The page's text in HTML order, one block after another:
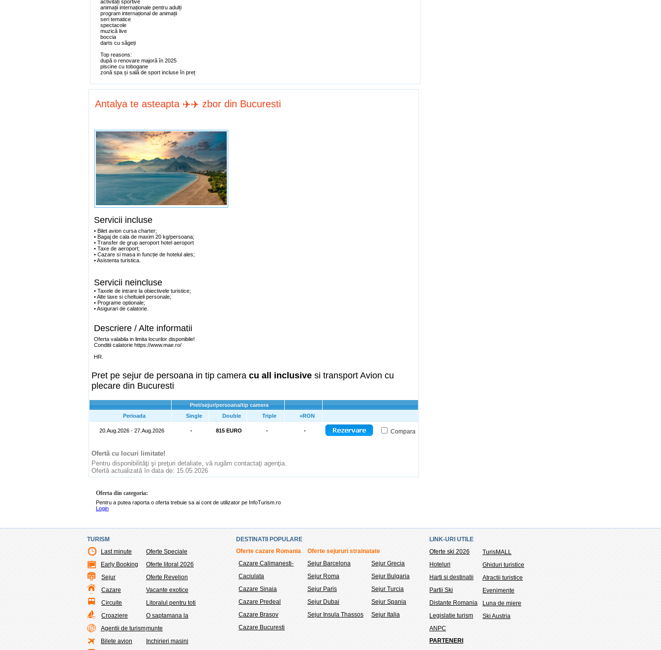
activități sportive
animații internaționale pentru adulți
program internațional de animații
seri tematice
spectacole
muzică live
boccia
darts cu săgeți
Top reasons:
după o renovare majoră în 2025
piscine cu tobogane
zonă spa și sală de sport incluse în preț
Antalya te asteapta ✈️✈️ zbor din Bucuresti
Servicii incluse
• Bilet avion cursa charter;
• Bagaj de cala de maxim 20 kg/persoana;
• Transfer de grup aeroport hotel aeroport
• Taxe de aeroport;
• Cazare si masa in funcție de hotelul ales;
• Asistenta turistica.
Servicii neincluse
• Taxele de intrare la obiectivele turistice;
• Alte taxe si cheltuieli personale;
• Programe optionale;
• Asigurari de calatorie.
Descriere / Alte informatii
Oferta valabila in limita locurilor disponibile!
Conditii calatorie https://www.mae.ro/
HR.
Pret pe sejur de persoana in tip camera cu all inclusive si transport Avion cu
plecare din Bucuresti
Pret/sejur/persoana/tip camera
Perioada
Single Double Triple +RON
20.Aug.2026 - 27.Aug.2026 - 815 EURO - - Compara
Ofertă cu locuri limitate!
Pentru disponibilităţi şi preţuri detaliate, vă rugăm contactaţi agenţia.
Ofertă actualizată în data de: 15.05.2026
Oferta din categoria:
Pentru a putea raporta o oferta trebuie sa ai cont de utilizator pe InfoTurism.ro
Login
TURISM
Last minute
Early Booking
Sejur
Cazare
Circuite
Croaziere
Agentii de turism
Bilete avion
Oferte Speciale
Oferte litoral 2026
Oferte Revelion
Vacante exotice
Litoralul pentru toti
O saptamana la
munte
Inchirieri masini
DESTINATII POPULARE
Oferte cazare Romania
Oferte sejururi strainatate
Cazare Calimanesti-
Caciulata
Cazare Sinaia
Cazare Predeal
Cazare Brasov
Cazare Bucuresti
Sejur Barcelona
Sejur Roma
Sejur Paris
Sejur Dubai
Sejur Insula Thassos
Sejur Grecia
Sejur Bulgaria
Sejur Turcia
Sejur Spania
Sejur Italia
LINK-URI UTILE
Oferte ski 2026
Hoteluri
Harti si destinatii
Partii Ski
Distante Romania
Legislatie turism
ANPC
TurisMALL
Ghiduri turistice
Atractii turistice
Evenimente
Luna de miere
Ski Austria
PARTENERI